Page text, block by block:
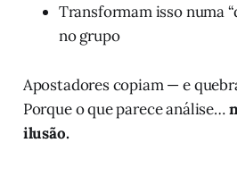
Transformam isso numa
no grupo
Apostadores copiam — e
Porque o que parece análise…
ilusão.